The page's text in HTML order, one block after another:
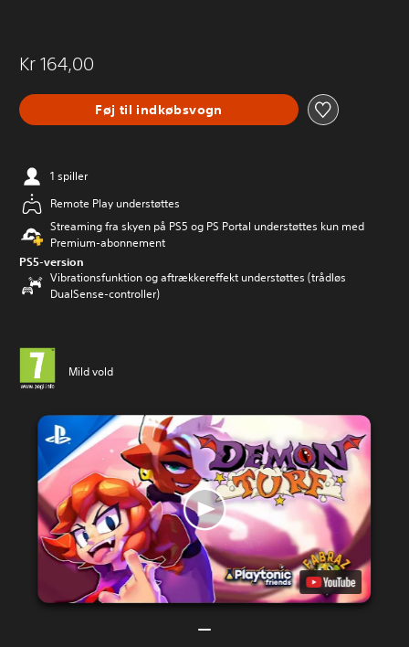
Kr 164,00
Føj til indkøbsvogn
1 spiller
Remote Play understøttes
Streaming fra skyen på PS5 og PS Portal understøttes kun med
Premium-abonnement
PS5-version
Vibrationsfunktion og aftrækkereffekt understøttes (trådløs
DualSense-controller)
Mild vold